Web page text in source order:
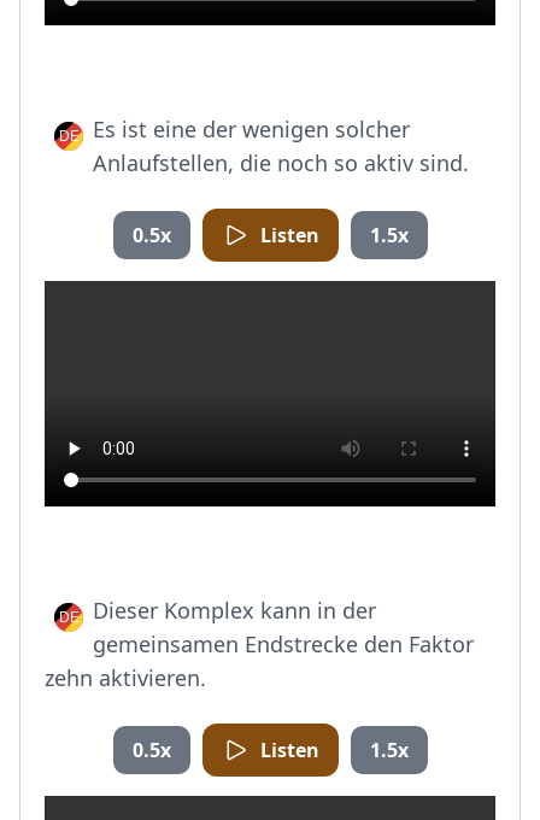
Es ist eine der wenigen solcher
Anlaufstellen, die noch so aktiv sind.
0.5x Listen 1.5x
Dieser Komplex kann in der
gemeinsamen Endstrecke den Faktor
zehn aktivieren.
0.5x Listen 1.5x